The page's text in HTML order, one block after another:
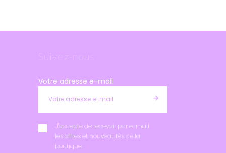
Suivez-nous
Votre adresse e-mail
J'accepte de recevoir par e-mail
les offres et nouveautés de la
boutique